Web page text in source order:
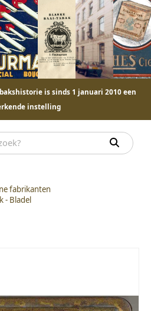
is sinds 1 januari 2010 een
instelling
fabrikanten
- Bladel